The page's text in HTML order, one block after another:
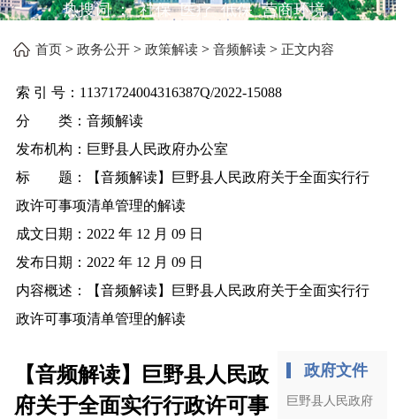
热搜词 ： 社保 医疗 低保 营商环境
首页 > 政务公开 > 政策解读 > 音频解读 > 正文内容
索 引 号： 11371724004316387Q/2022-15088
分 类： 音频解读
发布机构： 巨野县人民政府办公室
标 题：
【音频解读】巨野县人民政府关于全面实行行
政许可事项清单管理的解读
成文日期： 2022 年 12 月 09 日
发布日期： 2022 年 12 月 09 日
内容概述：
【音频解读】巨野县人民政府关于全面实行行
政许可事项清单管理的解读
【音频解读】巨野县人民政
府关于全面实行行政许可事
政府文件
巨野县人民政府